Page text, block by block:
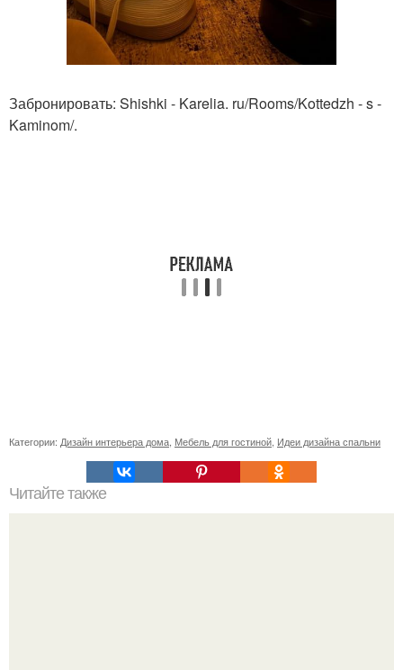
Забронировать: Shishki - Karelia. ru/Rooms/Kottedzh - s -
Kaminom/.
Категории: Дизайн интерьера дома, Мебель для гостиной, Идеи дизайна спальни
Читайте также